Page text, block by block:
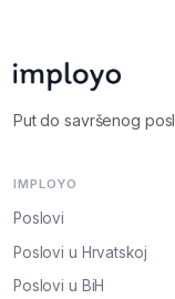
Put do savršenog
IMPLOYO
Poslovi
Poslovi u Hrvatskoj
Poslovi u BiH